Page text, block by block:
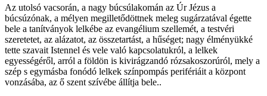
Az utolsó vacsorán, a nagy búcsúlakomán az Úr Jézus a
búcsúzónak, a mélyen megilletődöttnek meleg sugárzatával égette
bele a tanítványok lelkébe az evangélium szellemét, a testvéri
szeretetet, az alázatot, az összetartást, a hűséget; nagy élményükké
tette szavait Istennel és vele való kapcsolatukról, a lelkek
egyességéről, arról a földön is kivirágzandó rózsakoszorúról, mely a
szép s egymásba fonódó lelkek színpompás perifériáit a központ
vonzásába, az ő szent szívébe állítja bele..